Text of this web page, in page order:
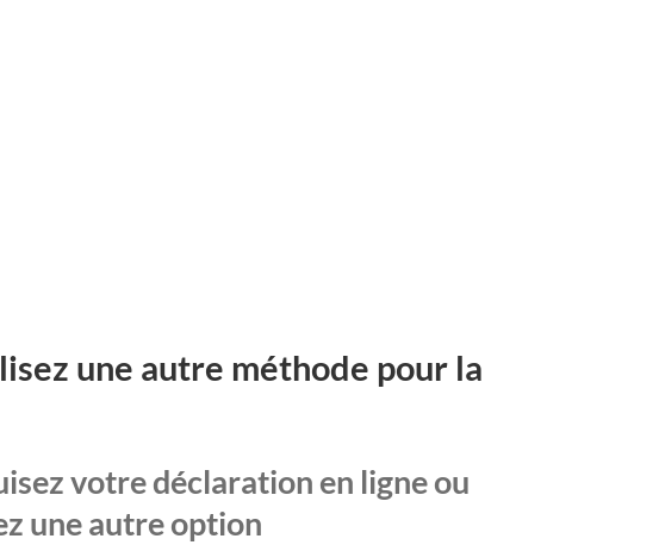
une autre méthode pour la
votre déclaration en ligne ou
une autre option